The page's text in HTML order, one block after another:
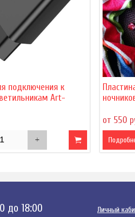
подключения к
Art-
от 550
до 18:00 Личный